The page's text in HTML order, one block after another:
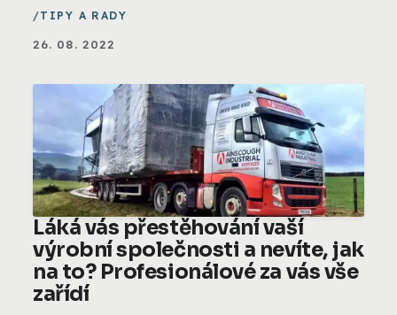
TIPY A RADY
26. 08. 2022
Láká vás přestěhování vaší
výrobní společnosti a nevíte, jak
na to? Profesionálové za vás vše
zařídí